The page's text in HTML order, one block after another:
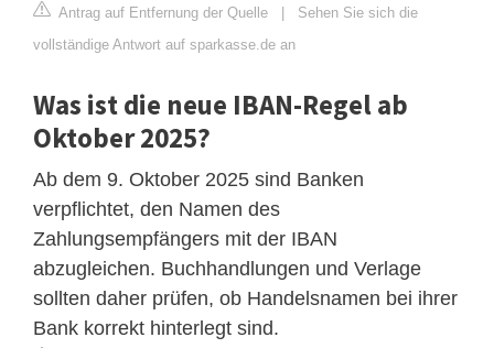
Antrag auf Entfernung der Quelle | Sehen Sie sich die
vollständige Antwort auf sparkasse.de an
Was ist die neue IBAN-Regel ab
Oktober 2025?
Ab dem 9. Oktober 2025 sind Banken
verpflichtet, den Namen des
Zahlungsempfängers mit der IBAN
abzugleichen. Buchhandlungen und Verlage
sollten daher prüfen, ob Handelsnamen bei ihrer
Bank korrekt hinterlegt sind.